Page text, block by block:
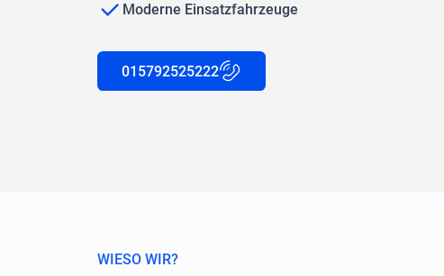
Moderne Einsatzfahrzeuge
015792525222
WIESO WIR?